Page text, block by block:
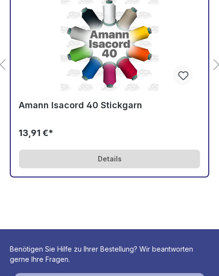
Amann Isacord 40 Stickgarn
13,91 €*
Details
Benötigen Sie Hilfe zu Ihrer Bestellung? Wir beantworten
gerne Ihre Fragen.